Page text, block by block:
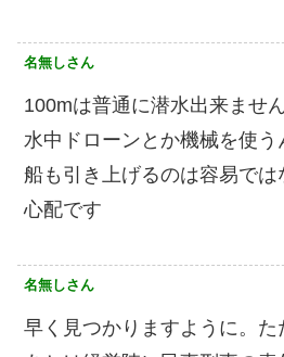
名無しさん
100mは普通に潜水出来ませ
水中ドローンとか機械を使う
船も引き上げるのは容易では
心配です
名無しさん
早く見つかりますように。た